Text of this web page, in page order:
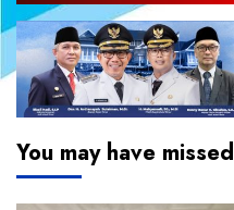
You may have missed